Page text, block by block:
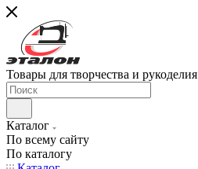
Товары для творчества и рукоделия
Каталог
По всему сайту
По каталогу